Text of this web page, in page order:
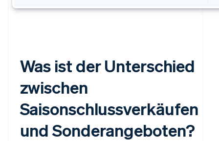
Was ist der Unterschied
zwischen
Saisonschlussverkäufen
und Sonderangeboten?